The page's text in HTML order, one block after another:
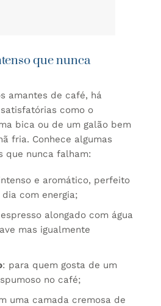
que nunca
amantes de café, há
como o
bica ou de um galão bem
fria. Conhece algumas
que nunca falham:
e aromático, perfeito
com energia;
alongado com água
mas igualmente
: para quem gosta de um
no café;
uma camada cremosa de